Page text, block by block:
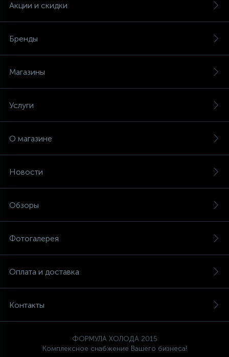
Акции и скидки
Бренды
Магазины
Услуги
О магазине
Новости
Обзоры
Фотогалерея
Оплата и доставка
Контакты
ФОРМУЛА ХОЛОДА 2015
Комплексное снабжение Вашего бизнеса!